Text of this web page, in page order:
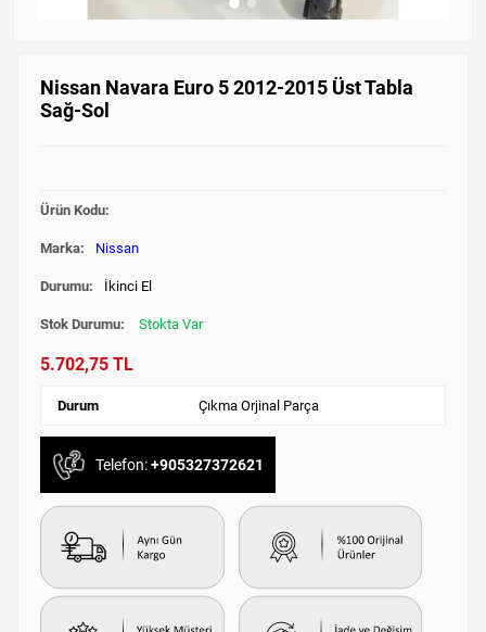
Nissan Navara Euro 5 2012-2015 Üst Tabla
Sağ-Sol
Ürün Kodu:
Marka: Nissan
Durumu: İkinci El
Stok Durumu: Stokta Var
5.702,75 TL
Durum Çıkma Orjinal Parça
Telefon:+905327372621